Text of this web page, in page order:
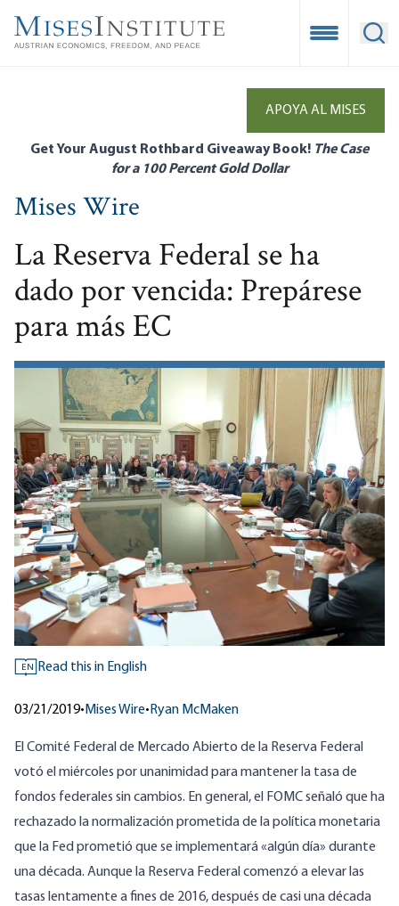
main
Open
APOYA AL MISES
Get Your August Rothbard Giveaway Book! The Case
for a 100 Percent Gold Dollar
Mises Wire
La Reserva Federal se ha
dado por vencida: Prepárese
para más EC
EN Read this in English
03/21/2019• Mises Wire• Ryan McMaken
El Comité Federal de Mercado Abierto de la Reserva Federal
votó el miércoles por unanimidad para mantener la tasa de
fondos federales sin cambios. En general, el FOMC señaló que ha
rechazado la normalización prometida de la política monetaria
que la Fed prometió que se implementará «algún día» durante
una década. Aunque la Reserva Federal comenzó a elevar las
tasas lentamente a fines de 2016, después de casi una década